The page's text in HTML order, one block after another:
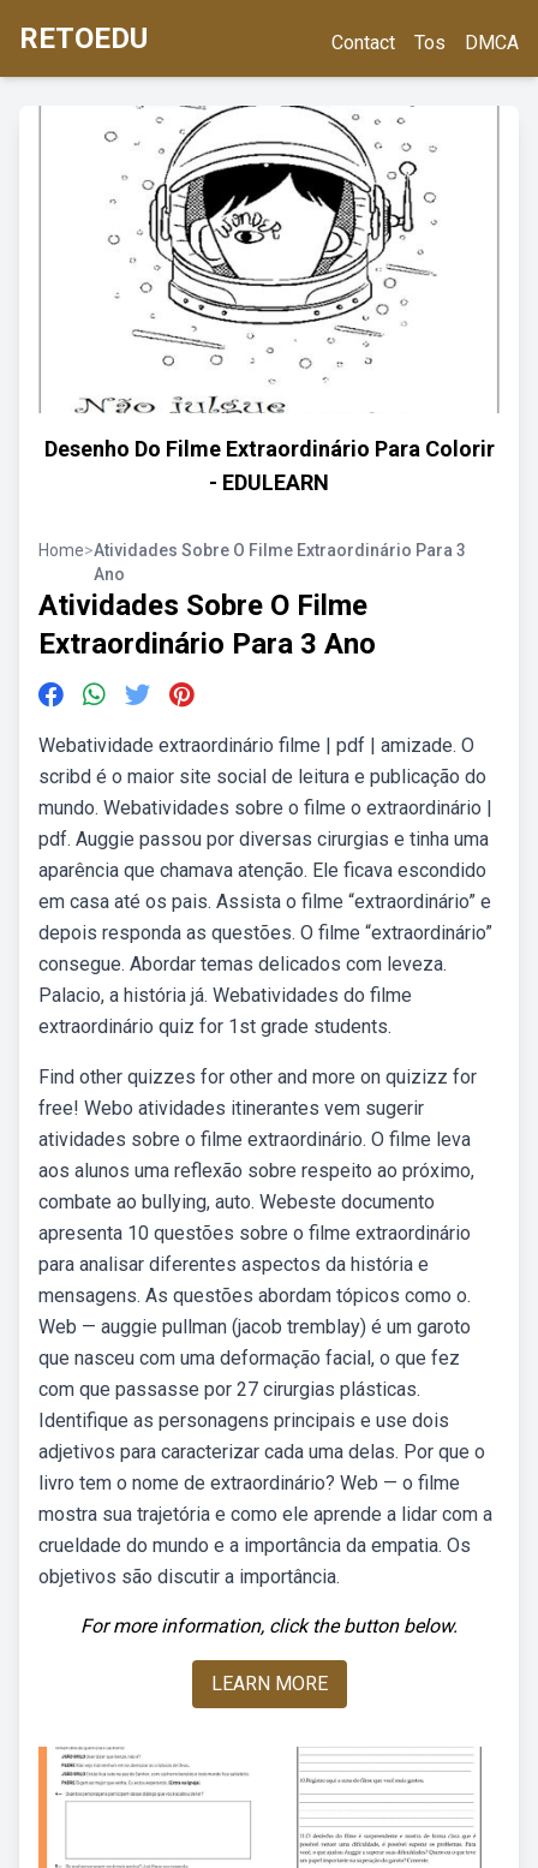
RETOEDU Contact Tos DMCA
Desenho Do Filme Extraordinário Para Colorir
- EDULEARN
Home>Atividades Sobre O Filme Extraordinário Para 3
Ano
Atividades Sobre O Filme
Extraordinário Para 3 Ano
Webatividade extraordinário filme | pdf | amizade. O
scribd é o maior site social de leitura e publicação do
mundo. Webatividades sobre o filme o extraordinário |
pdf. Auggie passou por diversas cirurgias e tinha uma
aparência que chamava atenção. Ele ficava escondido
em casa até os pais. Assista o filme “extraordinário” e
depois responda as questões. O filme “extraordinário”
consegue. Abordar temas delicados com leveza.
Palacio, a história já. Webatividades do filme
extraordinário quiz for 1st grade students.
Find other quizzes for other and more on quizizz for
free! Webo atividades itinerantes vem sugerir
atividades sobre o filme extraordinário. O filme leva
aos alunos uma reflexão sobre respeito ao próximo,
combate ao bullying, auto. Webeste documento
apresenta 10 questões sobre o filme extraordinário
para analisar diferentes aspectos da história e
mensagens. As questões abordam tópicos como o.
Web — auggie pullman (jacob tremblay) é um garoto
que nasceu com uma deformação facial, o que fez
com que passasse por 27 cirurgias plásticas.
Identifique as personagens principais e use dois
adjetivos para caracterizar cada uma delas. Por que o
livro tem o nome de extraordinário? Web — o filme
mostra sua trajetória e como ele aprende a lidar com a
crueldade do mundo e a importância da empatia. Os
objetivos são discutir a importância.
For more information, click the button below.
LEARN MORE